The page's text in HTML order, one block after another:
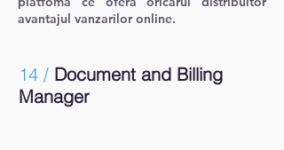
avantajul vanzarilor online.
14 / Document and Billing
Manager